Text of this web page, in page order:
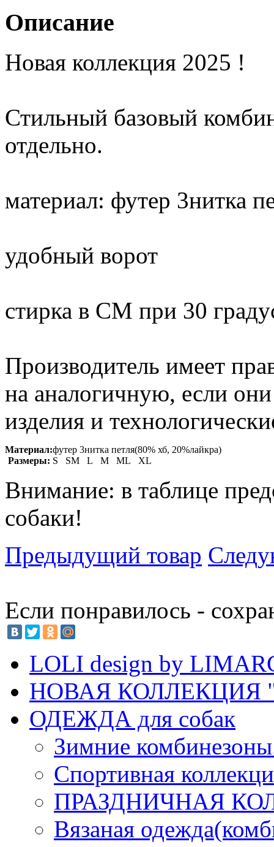
Описание
Новая коллекция 2025 !
Стильный базовый
отдельно.
материал: футер 3нитка
удобный ворот
стирка в СМ при 30
Производитель имеет
на аналогичную, если
изделия и
Материал:футер 3нитка петля(80% хб, 20%лайкра)
Размеры: S SM L M ML XL
Внимание: в таблице
собаки!
Предыдущий товар
Если понравилось -
LOLI design by
НОВАЯ КОЛЛЕКЦИЯ
ОДЕЖДА для собак
Зимние
Спортивная
ПРАЗДНИЧНАЯ
Вязаная